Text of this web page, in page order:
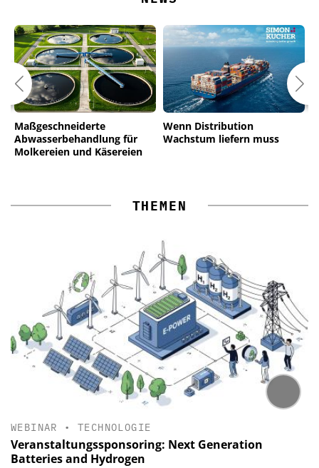
Maßgeschneiderte
Abwasserbehandlung für
Molkereien und Käsereien
Wenn Distribution
Wachstum liefern muss
THEMEN
WEBINAR •TECHNOLOGIE
Veranstaltungssponsoring: Next Generation
Batteries and Hydrogen